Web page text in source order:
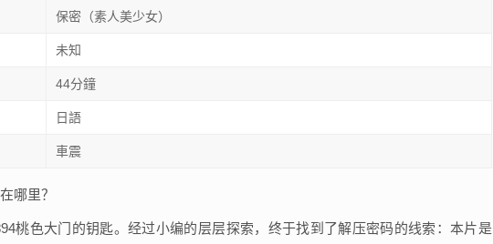
保密（素人美少女）
未知
44分鐘
日語
車震
哪里？
桃色大门的钥匙。经过小编的层层探索，终于找到了解压密码的线索：本片是